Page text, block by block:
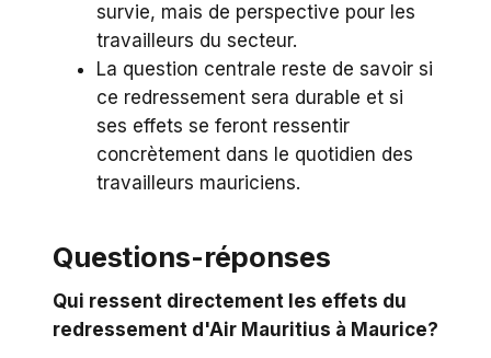
survie, mais de perspective pour les
travailleurs du secteur.
La question centrale reste de savoir si
ce redressement sera durable et si
ses effets se feront ressentir
concrètement dans le quotidien des
travailleurs mauriciens.
Questions-réponses
Qui ressent directement les effets du
redressement d'Air Mauritius à Maurice?